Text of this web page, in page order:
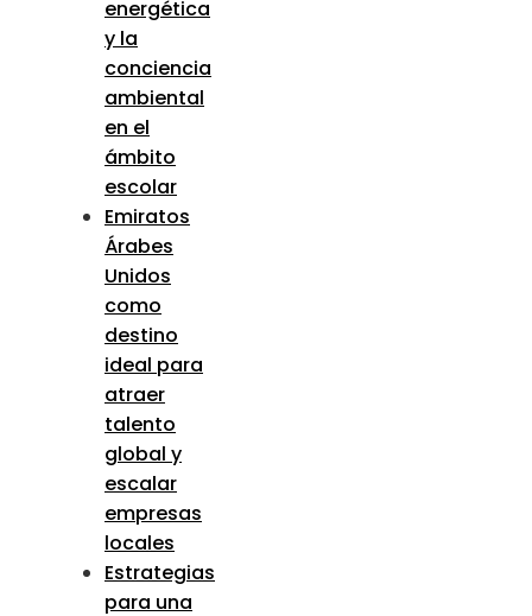
energética
y la
conciencia
ambiental
en el
ámbito
escolar
Emiratos
Árabes
Unidos
como
destino
ideal para
atraer
talento
global y
escalar
empresas
locales
Estrategias
para una